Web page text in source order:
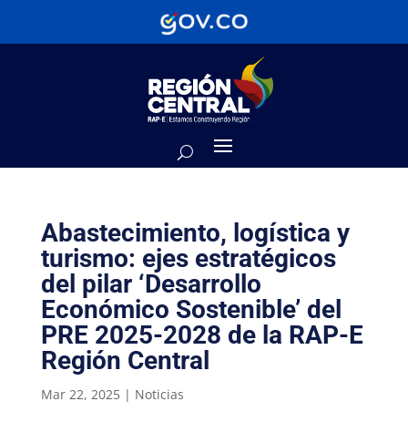
Abastecimiento, logística y
turismo: ejes estratégicos
del pilar ‘Desarrollo
Económico Sostenible’ del
PRE 2025-2028 de la RAP-E
Región Central
Mar 22, 2025| Noticias